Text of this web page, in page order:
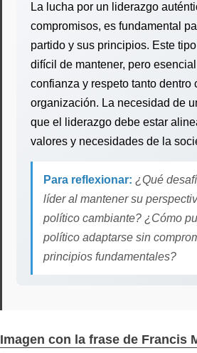
La lucha por un liderazgo
compromisos, es fundamental
partido y sus principios. Este
difícil de mantener, pero
confianza y respeto tanto dentro
organización. La necesidad de
que el liderazgo debe estar
valores y necesidades de la
Para reflexionar: ¿Qué
líder al mantener su
político cambiante? ¿Cómo
político adaptarse sin
principios fundamentales?
Imagen con la frase de Francis